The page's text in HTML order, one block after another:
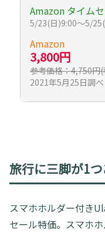
Amazon タイム
5/23(日)9:00～5/
Amazon
3,800円
参考価格：4,750円
2021年5月25日調べ
旅行に三脚が1
スマホホルダー付き
セール特価。スマホ